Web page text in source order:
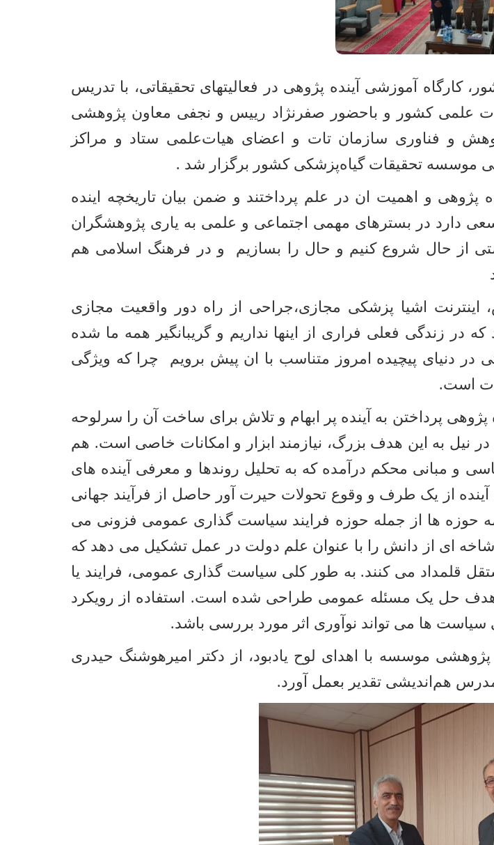
آموزشی آینده پژوهی در فعالیتهای تحقیقاتی، با تدریس
علمی کشور و باحضور صفرنژاد رییس و نجفی معاون پژوهشی
و فناوری سازمان تات و اعضای هیات‌علمی ستاد و مراکز
موسسه تحقیقات گیاه‌پزشکی کشور برگزار شد .
پژوهی و اهمیت ان در علم پرداختند و ضمن بیان تاریخچه اینده
سعی دارد در بسترهای مهمی اجتماعی و علمی به یاری پژوهشگران
از حال شروع کنیم و حال را بسازیم و در فرهنگ اسلامی هم
اشیا پزشکی مجازی،جراحی از راه دور واقعیت مجازی
در زندگی فعلی فراری از اینها نداریم و گریبانگیر همه ما شده
در دنیای پیچیده امروز متناسب با ان پیش برویم چرا که ویژگی
است.
پرداختن به آینده پر ابهام و تلاش برای ساخت آن را سرلوحه
نیل به این هدف بزرگ، نیازمند ابزار و امکانات خاصی است. هم
و مبانی محکم درآمده که به تحلیل روندها و معرفی آینده های
از یک طرف و وقوع تحولات حیرت آور حاصل از فرآیند جهانی
حوزه ها از جمله حوزه فرایند سیاست گذاری عمومی فزونی می
ای از دانش را با عنوان علم دولت در عمل تشکیل می دهد که
قلمداد می کنند. به طور کلی سیاست گذاری عمومی، فرایند یا
حل یک مسئله عمومی طراحی شده است. استفاده از رویکرد
ها می تواند نوآوری اثر مورد بررسی باشد.
موسسه با اهدای لوح یادبود، از دکتر امیرهوشنگ حیدری
هم‌اندیشی تقدیر بعمل آورد.